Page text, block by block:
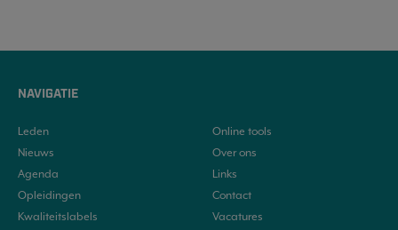
NAVIGATIE
Leden
Nieuws
Agenda
Opleidingen
Kwaliteitslabels
Online tools
Over ons
Links
Contact
Vacatures